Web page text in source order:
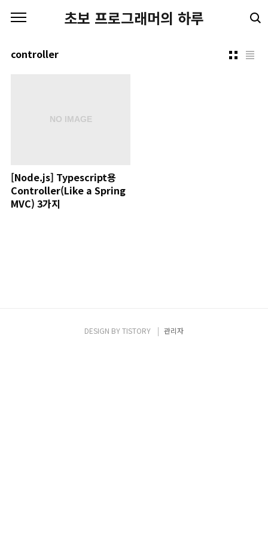
초보 프로그래머의 하루
controller
[Node.js] Typescript용
Controller(Like a Spring
MVC) 3가지
DESIGN BYTISTORY 관리자